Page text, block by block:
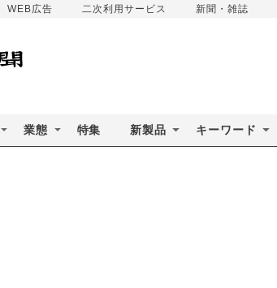
WEB広告 二次利用サービス 新聞・雑誌
業態 特集 新製品 キーワード